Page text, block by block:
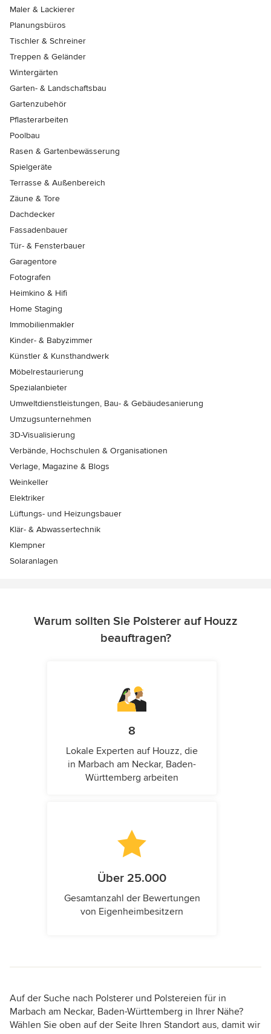
Maler & Lackierer
Planungsbüros
Tischler & Schreiner
Treppen & Geländer
Wintergärten
Garten- & Landschaftsbau
Gartenzubehör
Pflasterarbeiten
Poolbau
Rasen & Gartenbewässerung
Spielgeräte
Terrasse & Außenbereich
Zäune & Tore
Dachdecker
Fassadenbauer
Tür- & Fensterbauer
Garagentore
Fotografen
Heimkino & Hifi
Home Staging
Immobilienmakler
Kinder- & Babyzimmer
Künstler & Kunsthandwerk
Möbelrestaurierung
Spezialanbieter
Umweltdienstleistungen, Bau- & Gebäudesanierung
Umzugsunternehmen
3D-Visualisierung
Verbände, Hochschulen & Organisationen
Verlage, Magazine & Blogs
Weinkeller
Elektriker
Lüftungs- und Heizungsbauer
Klär- & Abwassertechnik
Klempner
Solaranlagen
Warum sollten Sie Polsterer auf Houzz
beauftragen?
8
Lokale Experten auf Houzz, die
in Marbach am Neckar, Baden-
Württemberg arbeiten
Über 25.000
Gesamtanzahl der Bewertungen
von Eigenheimbesitzern
Auf der Suche nach Polsterer und Polstereien für in
Marbach am Neckar, Baden-Württemberg in Ihrer Nähe?
Wählen Sie oben auf der Seite Ihren Standort aus, damit wir